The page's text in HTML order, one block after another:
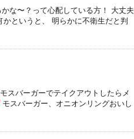
な〜？って心配している方！ 大丈夫
かというと、 明らかに不衛生だと判
バーガーでテイクアウトしたらメ
モスバーガー、オニオンリングおいし